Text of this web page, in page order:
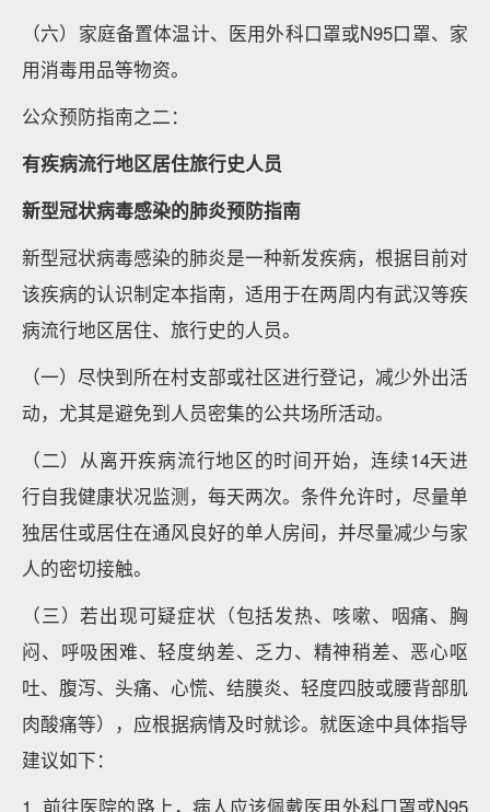
（六）家庭备置体温计、医用外科口罩或N95口罩、家
用消毒用品等物资。
公众预防指南之二：
有疾病流行地区居住旅行史人员
新型冠状病毒感染的肺炎预防指南
新型冠状病毒感染的肺炎是一种新发疾病，根据目前对
该疾病的认识制定本指南，适用于在两周内有武汉等疾
病流行地区居住、旅行史的人员。
（一）尽快到所在村支部或社区进行登记，减少外出活
动，尤其是避免到人员密集的公共场所活动。
（二）从离开疾病流行地区的时间开始，连续14天进
行自我健康状况监测，每天两次。条件允许时，尽量单
独居住或居住在通风良好的单人房间，并尽量减少与家
人的密切接触。
（三）若出现可疑症状（包括发热、咳嗽、咽痛、胸
闷、呼吸困难、轻度纳差、乏力、精神稍差、恶心呕
吐、腹泻、头痛、心慌、结膜炎、轻度四肢或腰背部肌
肉酸痛等），应根据病情及时就诊。就医途中具体指导
建议如下：
1. 前往医院的路上，病人应该佩戴医用外科口罩或N95